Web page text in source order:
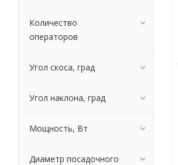
Количество
операторов
Угол скоса, град
Угол наклона, град
Мощность, Вт
Диаметр посадочного